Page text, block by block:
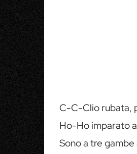
C-C-Clio rubata,
Ho-Ho imparato
Sono a tre gambe